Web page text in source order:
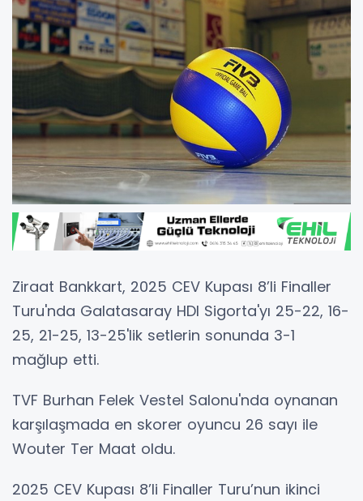
Ziraat Bankkart, 2025 CEV Kupası 8’li Finaller
Turu'nda Galatasaray HDI Sigorta'yı 25-22, 16-
25, 21-25, 13-25'lik setlerin sonunda 3-1
mağlup etti.
TVF Burhan Felek Vestel Salonu'nda oynanan
karşılaşmada en skorer oyuncu 26 sayı ile
Wouter Ter Maat oldu.
2025 CEV Kupası 8’li Finaller Turu’nun ikinci